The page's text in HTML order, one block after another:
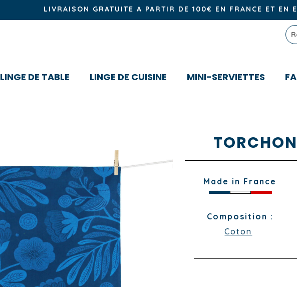
LIVRAISON GRATUITE A PARTIR DE 100€ EN FRANCE ET EN
LINGE DE TABLE LINGE DE CUISINE MINI-SERVIETTES
Made in France
Composition :
Coton